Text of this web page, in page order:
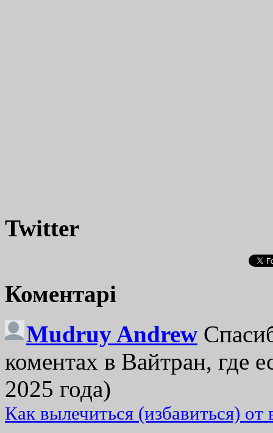
Twitter
Коментарі
Mudruy Andrew
коментах в Вайтран, где
2025 года)
Как вылечиться (избавиться)